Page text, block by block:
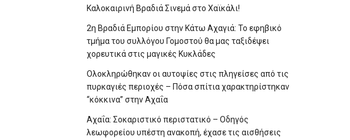
Καλοκαιρινή Βραδιά Σινεμά στο Χαϊκάλι!
2η Βραδιά Εμπορίου στην Κάτω Αχαγιά: Το εφηβικό
τμήμα του συλλόγου Γομοστού θα μας ταξιδέψει
χορευτικά στις μαγικές Κυκλάδες
Ολοκληρώθηκαν οι αυτοψίες στις πληγείσες από τις
πυρκαγιές περιοχές – Πόσα σπίτια χαρακτηρίστηκαν
“κόκκινα” στην Αχαΐα
Αχαΐα: Σοκαριστικό περιστατικό – Οδηγός
λεωφορείου υπέστη ανακοπή, έχασε τις αισθήσεις